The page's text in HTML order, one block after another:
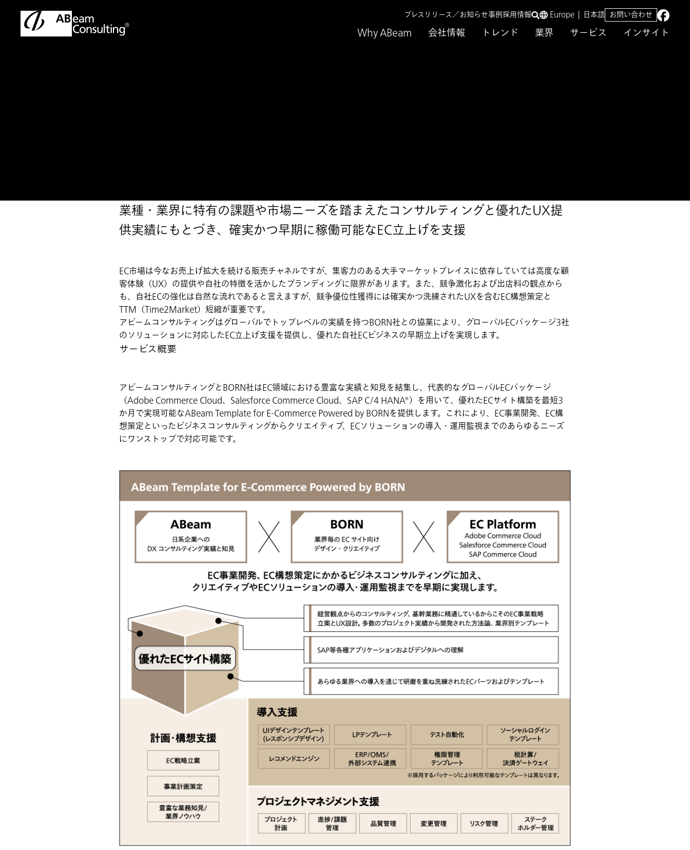
Why ABeam 会社情報 トレンド 業界 サービス インサイト
プレスリリース／お知らせ事例採用情報 Europe 日本語 お問い合わせ
業種・業界に特有の課題や市場ニーズを踏まえたコンサルティングと優れたUX提
供実績にもとづき、確実かつ早期に稼働可能なEC立上げを支援
EC市場は今なお売上げ拡大を続ける販売チャネルですが、集客力のある大手マーケットプレイスに依存していては高度な顧
客体験（UX）の提供や自社の特徴を活かしたブランディングに限界があります。また、競争激化および出店料の観点から
も、自社ECの強化は自然な流れであると言えますが、競争優位性獲得には確実かつ洗練されたUXを含むEC構想策定と
TTM（Time2Market）短縮が重要です。
アビームコンサルティングはグローバルでトップレベルの実績を持つBORN社との協業により、グローバルECパッケージ3社
のソリューションに対応したEC立上げ支援を提供し、優れた自社ECビジネスの早期立上げを実現します。
サービス概要
アビームコンサルティングとBORN社はEC領域における豊富な実績と知見を結集し、代表的なグローバルECパッケージ
（Adobe Commerce Cloud、Salesforce Commerce Cloud、SAP C/4 HANA®）を用いて、優れたECサイト構築を最短3
か月で実現可能なABeam Template for E-Commerce Powered by BORNを提供します。これにより、EC事業開発、EC構
想策定といったビジネスコンサルティングからクリエイティブ、ECソリューションの導入・運用監視までのあらゆるニーズ
にワンストップで対応可能です。